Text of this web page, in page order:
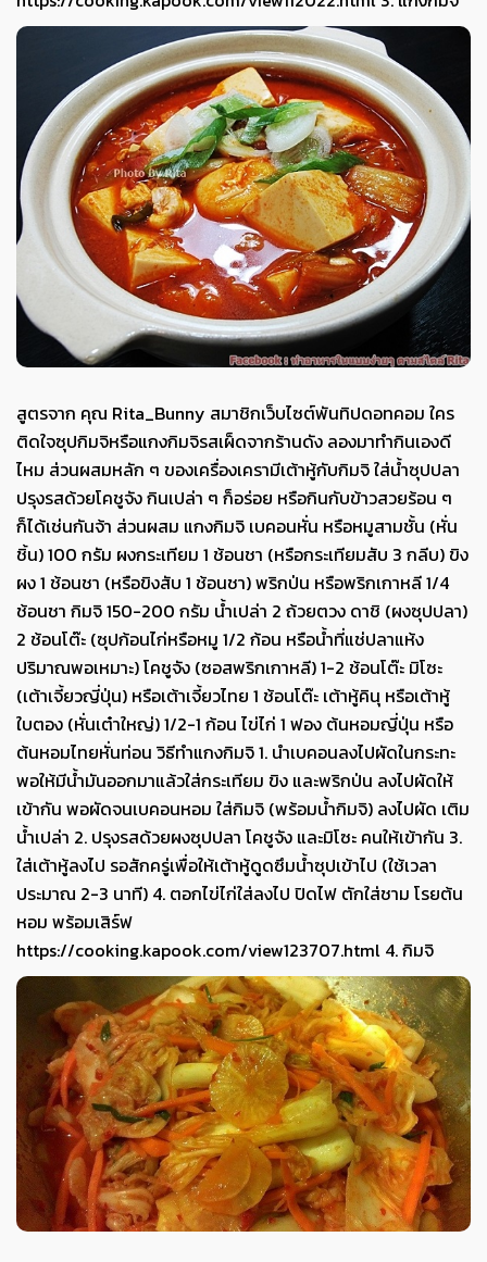
สูตรจาก คุณ Rita_Bunny สมาชิกเว็บไซต์พันทิปดอทคอม ใคร
ติดใจซุปกิมจิหรือแกงกิมจิรสเผ็ดจากร้านดัง ลองมาทำกินเองดี
ไหม ส่วนผสมหลัก ๆ ของเครื่องเครามีเต้าหู้กับกิมจิ ใส่น้ำซุปปลา
ปรุงรสด้วยโคชูจัง กินเปล่า ๆ ก็อร่อย หรือกินกับข้าวสวยร้อน ๆ
ก็ได้เช่นกันจ้า ส่วนผสม แกงกิมจิ เบคอนหั่น หรือหมูสามชั้น (หั่น
ชิ้น) 100 กรัม ผงกระเทียม 1 ช้อนชา (หรือกระเทียมสับ 3 กลีบ) ขิง
ผง 1 ช้อนชา (หรือขิงสับ 1 ช้อนชา) พริกป่น หรือพริกเกาหลี 1/4
ช้อนชา กิมจิ 150-200 กรัม น้ำเปล่า 2 ถ้วยตวง ดาชิ (ผงซุปปลา)
2 ช้อนโต๊ะ (ซุปก้อนไก่หรือหมู 1/2 ก้อน หรือน้ำที่แช่ปลาแห้ง
ปริมาณพอเหมาะ) โคชูจัง (ซอสพริกเกาหลี) 1-2 ช้อนโต๊ะ มิโซะ
(เต้าเจี้ยวญี่ปุ่น) หรือเต้าเจี้ยวไทย 1 ช้อนโต๊ะ เต้าหู้คินุ หรือเต้าหู้
ใบตอง (หั่นเต๋าใหญ่) 1/2-1 ก้อน ไข่ไก่ 1 ฟอง ต้นหอมญี่ปุ่น หรือ
ต้นหอมไทยหั่นท่อน วิธีทำแกงกิมจิ 1. นำเบคอนลงไปผัดในกระทะ
พอให้มีน้ำมันออกมาแล้วใส่กระเทียม ขิง และพริกป่น ลงไปผัดให้
เข้ากัน พอผัดจนเบคอนหอม ใส่กิมจิ (พร้อมน้ำกิมจิ) ลงไปผัด เติม
น้ำเปล่า 2. ปรุงรสด้วยผงซุปปลา โคชูจัง และมิโซะ คนให้เข้ากัน 3.
ใส่เต้าหู้ลงไป รอสักครู่เพื่อให้เต้าหู้ดูดซึมน้ำซุปเข้าไป (ใช้เวลา
ประมาณ 2-3 นาที) 4. ตอกไข่ไก่ใส่ลงไป ปิดไฟ ตักใส่ชาม โรยต้น
หอม พร้อมเสิร์ฟ
https://cooking.kapook.com/view123707.html 4. กิมจิ